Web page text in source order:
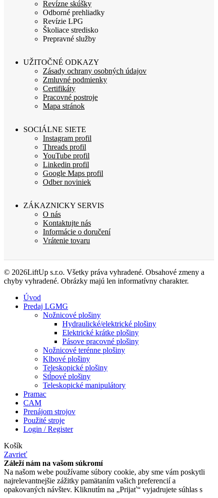
Revízne skúšky
Odborné prehliadky
Revízie LPG
Školiace stredisko
Prepravné služby
UŽITOČNÉ ODKAZY
Zásady ochrany osobných údajov
Zmluvné podmienky
Certifikáty
Pracovné postroje
Mapa stránok
SOCIÁLNE SIETE
Instagram profil
Threads profil
YouTube profil
Linkedin profil
Google Maps profil
Odber noviniek
ZÁKAZNICKY SERVIS
O nás
Kontaktujte nás
Informácie o doručení
Vrátenie tovaru
© 2026LiftUp s.r.o. Všetky práva vyhradené. Obsahové zmeny a
chyby vyhradené. Obrázky majú len informatívny charakter.
Úvod
Predaj LGMG
Nožnicové plošiny
Hydraulické/elektrické plošiny
Elektrické krátke plošiny
Pásove pracovné plošiny
Nožnicové terénne plošiny
Klbové plošiny
Teleskopické plošiny
Stĺpové plošiny
Teleskopické manipulátory
Pramac
CAM
Prenájom strojov
Použité stroje
Login / Register
Košík
Zavrieť
Záleží nám na vašom súkromí
Na našom webe používame súbory cookie, aby sme vám poskytli
najrelevantnejšie zážitky pamätaním vašich preferencií a
opakovaných návštev. Kliknutím na „Prijať“ vyjadrujete súhlas s